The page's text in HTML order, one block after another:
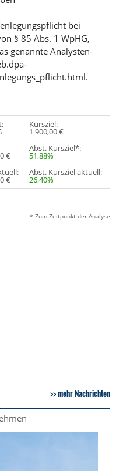
bei
§ 85 Abs. 1 WpHG,
genannte Analysten-
Kursziel:
1 900,00 €
€
Abst. Kursziel*:
51,88%
€
Abst. Kursziel aktuell:
26,40%
* Zum Zeitpunkt der Analyse
mehr Nachrichten